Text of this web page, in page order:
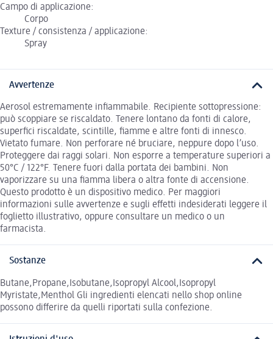
Campo di applicazione:
Corpo
Texture / consistenza / applicazione:
Spray
Avvertenze
Aerosol estremamente infiammabile. Recipiente sottopressione:
può scoppiare se riscaldato. Tenere lontano da fonti di calore,
superfici riscaldate, scintille, fiamme e altre fonti di innesco.
Vietato fumare. Non perforare né bruciare, neppure dopo l’uso.
Proteggere dai raggi solari. Non esporre a temperature superiori a
50°C / 122°F. Tenere fuori dalla portata dei bambini. Non
vaporizzare su una fiamma libera o altra fonte di accensione.
Questo prodotto è un dispositivo medico. Per maggiori
informazioni sulle avvertenze e sugli effetti indesiderati leggere il
foglietto illustrativo, oppure consultare un medico o un
farmacista.
Sostanze
Butane,Propane,Isobutane,Isopropyl Alcool,Isopropyl
Myristate,Menthol Gli ingredienti elencati nello shop online
possono differire da quelli riportati sulla confezione.